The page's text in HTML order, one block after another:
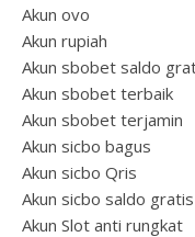
Akun ovo
Akun rupiah
Akun sbobet saldo
Akun sbobet terbaik
Akun sbobet terjamin
Akun sicbo bagus
Akun sicbo Qris
Akun sicbo saldo gratis
Akun Slot anti rungkat